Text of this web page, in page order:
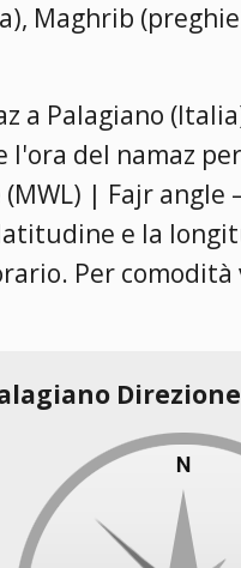
Maghrib
a Palagiano
del namaz
| Fajr angle
e la
Per comodità